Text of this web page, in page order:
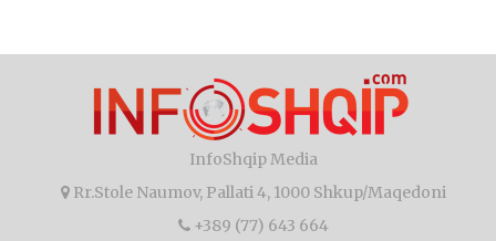
InfoShqip Media
Rr.Stole Naumov, Pallati 4, 1000 Shkup/Maqedoni
+389 (77) 643 664